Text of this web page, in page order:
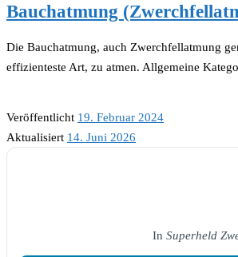
Bauchatmung
Die Bauchatmung, auch Zwerchfellatmung
effizienteste Art, zu atmen. Allgemeine
Veröffentlicht 19. Februar 2024
Aktualisiert 14. Juni 2026
In Superheld